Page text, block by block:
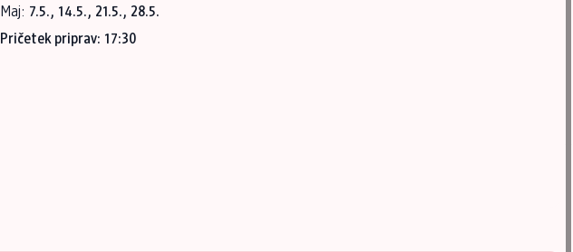
Maj: 7.5., 14.5., 21.5., 28.5.
Pričetek priprav: 17:30